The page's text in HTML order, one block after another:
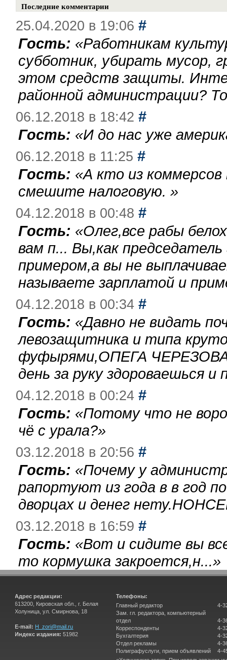
Последние комментарии
25.04.2020 в 19:06 #
Гость: «Работникам
субботник, убирать мусор,
этом средств защиты.
районной администрации?
06.12.2018 в 18:42 #
Гость: «И до нас уже
06.12.2018 в 11:25 #
Гость: «А кто из
смешите налоговую. »
04.12.2018 в 00:48 #
Гость: «Олег,все рабы
вам п... Вы,как
примером,а вы не
называете зарплатой и
04.12.2018 в 00:34 #
Гость: «Давно не видать
левозащитника и типа
фуфырями,ОПЕГА
день за руку здороваешься
04.12.2018 в 00:24 #
Гость: «Потому что не
чё с урала?»
03.12.2018 в 20:56 #
Гость: «Почему у
рапортуют из года в в год
дворцах и денег
03.12.2018 в 16:59 #
Гость: «Вот и сидите вы
то кормушка закроется,н...»
Адрес редакции:
613200, Кировская обл., г. Белая
Холуница, ул. Смирнова, 18
E-mail: H_zori@mail.ru
Индекс издания: 51982
Телефоны:
Главный редактор
Зам. гл. редактора, компьютерный
отдел
Корреспонденты
Бухгалтерия
Отдел рекламы
Полиграфуслуги, прием объявлений
4-
4-
4-
4-
4-
4-